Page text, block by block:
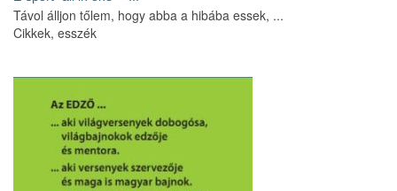
Távol álljon tőlem, hogy abba a hibába essek, ...
Cikkek, esszék